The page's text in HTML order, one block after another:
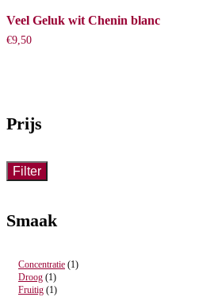
Veel Geluk wit Chenin blanc
€9,50
Prijs
Filter
Smaak
Concentratie (1)
Droog (1)
Fruitig (1)